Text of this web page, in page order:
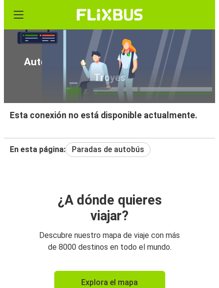
Autobús de París (Aeropuerto Orly) a
Troyes
Esta conexión no está disponible actualmente.
En esta página: Paradas de autobús
¿A dónde quieres
viajar?
Descubre nuestro mapa de viaje con más
de 8000 destinos en todo el mundo.
Explora el mapa